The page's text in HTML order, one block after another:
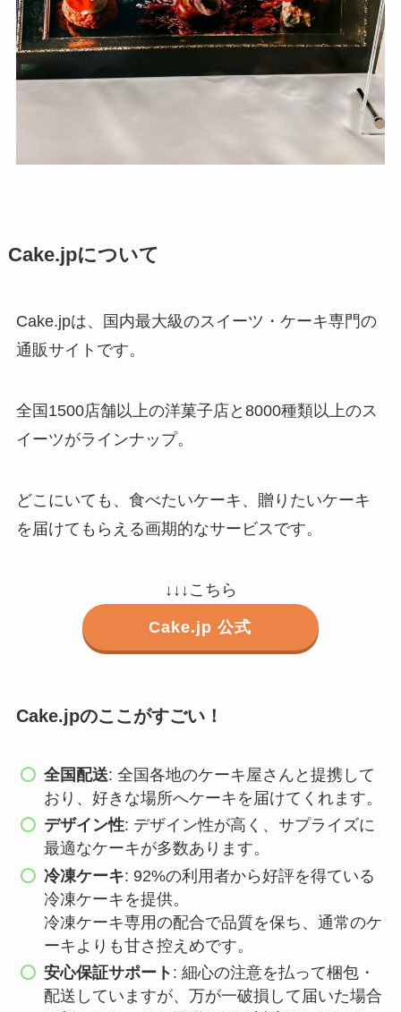
Cake.jpについて
Cake.jpは、国内最大級のスイーツ・ケーキ専門の
通販サイトです。
全国1500店舗以上の洋菓子店と8000種類以上のス
イーツがラインナップ。
どこにいても、食べたいケーキ、贈りたいケーキ
を届けてもらえる画期的なサービスです。
↓↓↓こちら
Cake.jp 公式
Cake.jpのここがすごい！
全国配送: 全国各地のケーキ屋さんと提携して
おり、好きな場所へケーキを届けてくれます。
デザイン性: デザイン性が高く、サプライズに
最適なケーキが多数あります。
冷凍ケーキ: 92%の利用者から好評を得ている
冷凍ケーキを提供。
冷凍ケーキ専用の配合で品質を保ち、通常のケ
ーキよりも甘さ控えめです。
安心保証サポート : 細心の注意を払って梱包・
配送していますが、万が一破損して届いた場合